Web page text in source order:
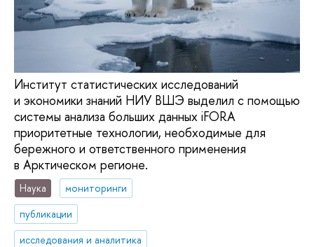
Институт статистических исследований
и экономики знаний НИУ ВШЭ выделил с помощью
системы анализа больших данных iFORA
приоритетные технологии, необходимые для
бережного и ответственного применения
в Арктическом регионе.
Наука
мониторинги
публикации
исследования и аналитика